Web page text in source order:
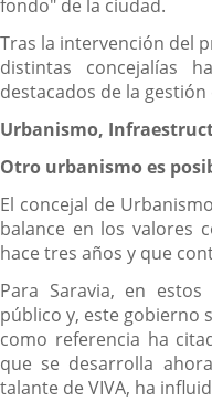
fondo" de la ciudad.
Tras la intervención del
distintas concejalías
destacados de la gestión
Urbanismo,
Otro urbanismo es
El concejal de
balance en los valores
hace tres años y que
Para Saravia, en
público y, este gobierno
como referencia ha
que se desarrolla
talante de VIVA, ha